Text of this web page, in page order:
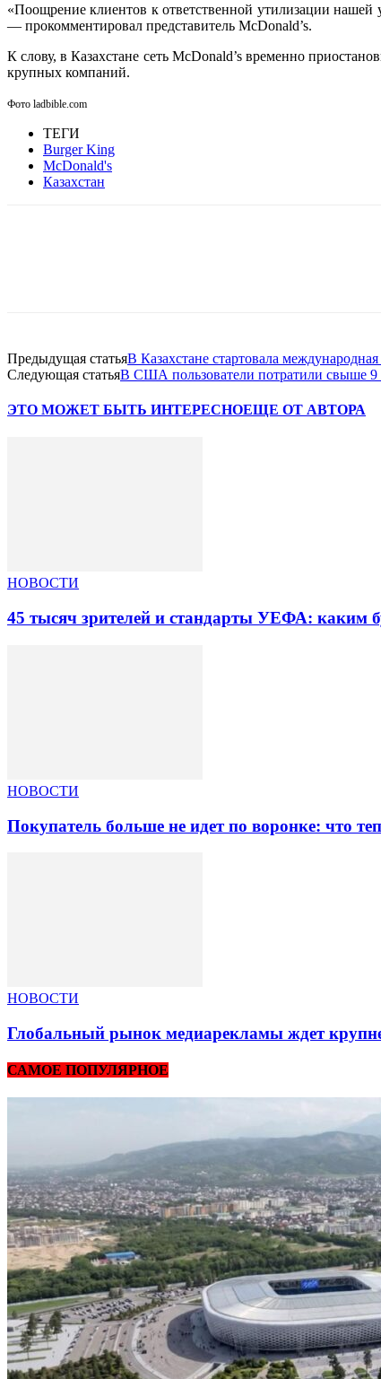
«Поощрение клиентов к ответственной утилизации
— прокомментировал представитель McDonald’s.
К слову, в Казахстане сеть McDonald’s временно
крупных компаний.
Фото ladbible.com
ТЕГИ
Burger King
McDonald's
Казахстан
Предыдущая статьяВ Казахстане стартовала
Следующая статьяВ США пользователи потратили свыше
ЭТО МОЖЕТ БЫТЬ ИНТЕРЕСНОЕЩЕ ОТ АВТОРА
НОВОСТИ
45 тысяч зрителей и стандарты УЕФА: каким
НОВОСТИ
Покупатель больше не идет по воронке: что
НОВОСТИ
Глобальный рынок медиарекламы ждет
САМОЕ ПОПУЛЯРНОЕ